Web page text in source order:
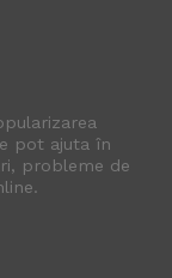
pot ajuta în
probleme de